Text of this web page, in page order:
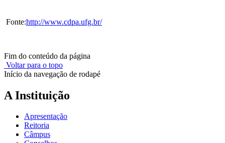
Fonte:http://www.cdpa.ufg.br/
Fim do conteúdo da página
Voltar para o topo
Início da navegação de rodapé
A Instituição
Apresentação
Reitoria
Câmpus